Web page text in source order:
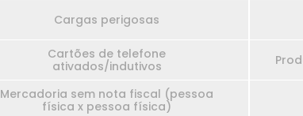
Cargas perigosas
Cartões de telefone
ativados/indutivos
Mercadoria sem nota fiscal (pessoa
física x pessoa física)